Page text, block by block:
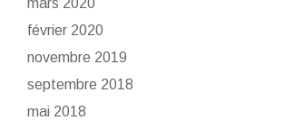
mars 2020
février 2020
novembre 2019
septembre 2018
mai 2018